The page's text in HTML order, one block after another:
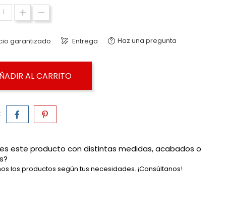
garantizado Entrega Haz una pregunta
AL CARRITO
este producto con distintas medidas, acabados o
los productos según tus necesidades. ¡Consúltanos!